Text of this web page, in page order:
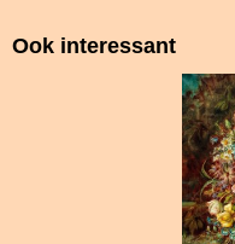
Ook interessant